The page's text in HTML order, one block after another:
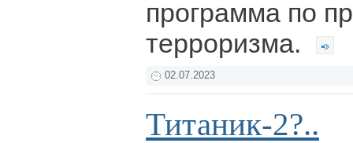
программа по
терроризма.
02.07.2023
Титаник-2?..